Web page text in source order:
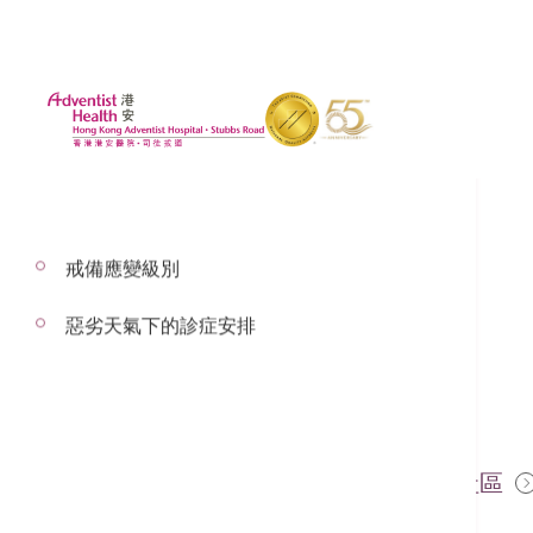
2023年3月16日
健康生活促進中心(LMC) - 建立健康社區
戒備應變級別
惡劣天氣下的診症安排